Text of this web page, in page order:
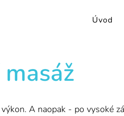
Úvod
A naopak - po vysoké